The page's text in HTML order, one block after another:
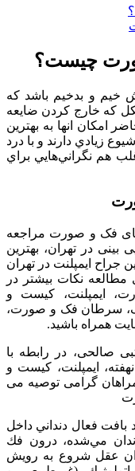
چیست؟
خیم و بدخیم باشد که
که خارج کردن ضایعه
امکان انها به بهترین
زيادي دارند و با درد
هم نگراني‌هايي براي
فک و صورت مراجعه
بینی در تهران، بهترین
جراح ایمپلنت در تهران
مطالعه نکات بیشتر در
ایمپلنت، کیست و
سرطان فک و صورت،
همراه باشید.
صالحی، در رابطه با
ایمپلنت، کیست و
گرامی توصیه می
فعال دنداني داخل
مي‌شده، درون فك
سالگي كه دندان عقل شروع به رويش